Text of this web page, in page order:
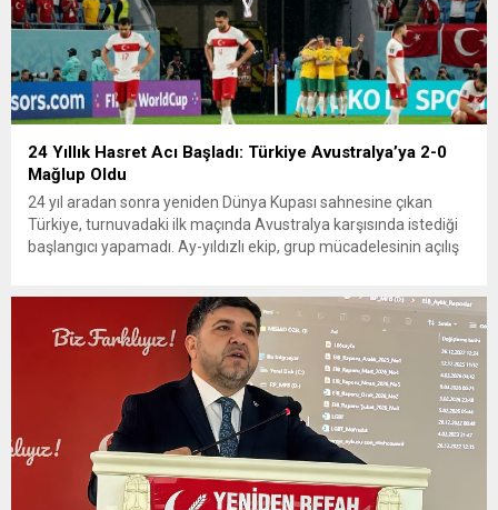
24 Yıllık Hasret Acı Başladı: Türkiye Avustralya’ya 2-0
Mağlup Oldu
24 yıl aradan sonra yeniden Dünya Kupası sahnesine çıkan
Türkiye, turnuvadaki ilk maçında Avustralya karşısında istediği
başlangıcı yapamadı. Ay-yıldızlı ekip, grup mücadelesinin açılış
itibaren iki takım da kontrollü bir oyun sergilerken, Avustralya
özellikle hızlı hücumlarla etkili olmaya...